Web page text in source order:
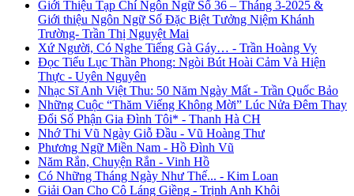
Giới Thiệu Tạp Chí Ngôn Ngữ Số 36 – Tháng 3-2025 &
Giới thiệu Ngôn Ngữ Số Đặc Biệt Tưởng Niệm Khánh
Trường- Trần Thị Nguyệt Mai
Xứ Người, Có Nghe Tiếng Gà Gáy… - Trần Hoàng Vy
Đọc Tiểu Lục Thần Phong: Ngòi Bút Hoài Cảm Và Hiện
Thực - Uyên Nguyên
Nhạc Sĩ Anh Việt Thu: 50 Năm Ngày Mất - Trần Quốc Bảo
Những Cuộc “Thăm Viếng Không Mời” Lúc Nửa Đêm Thay
Đổi Số Phận Gia Đình Tôi* - Thanh Hà CH
Nhớ Thi Vũ Ngày Giỗ Đầu - Vũ Hoàng Thư
Phương Ngữ Miền Nam - Hồ Đình Vũ
Năm Rắn, Chuyện Rắn - Vinh Hồ
Có Những Tháng Ngày Như Thế... - Kim Loan
Giải Oan Cho Cô Láng Giềng - Trịnh Anh Khôi